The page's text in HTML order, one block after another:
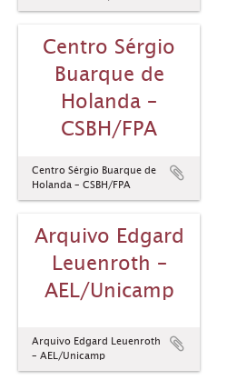
Centro Sérgio
Buarque de
Holanda –
CSBH/FPA
Centro Sérgio Buarque de
Holanda – CSBH/FPA
Arquivo Edgard
Leuenroth –
AEL/Unicamp
Arquivo Edgard Leuenroth
– AEL/Unicamp